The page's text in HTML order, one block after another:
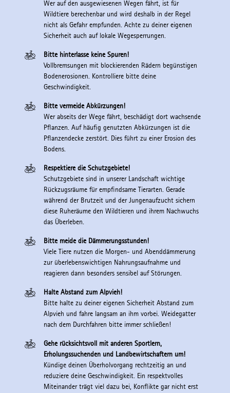
Wer auf den ausgewiesenen Wegen fährt, ist für
Wildtiere berechenbar und wird deshalb in der Regel
nicht als Gefahr empfunden. Achte zu deiner eigenen
Sicherheit auch auf lokale Wegesperrungen.
Bitte hinterlasse keine Spuren!
Vollbremsungen mit blockierenden Rädern begünstigen
Bodenerosionen. Kontrolliere bitte deine
Geschwindigkeit.
Bitte vermeide Abkürzungen!
Wer abseits der Wege fährt, beschädigt dort wachsende
Pflanzen. Auf häufig genutzten Abkürzungen ist die
Pflanzendecke zerstört. Dies führt zu einer Erosion des
Bodens.
Respektiere die Schutzgebiete!
Schutzgebiete sind in unserer Landschaft wichtige
Rückzugsräume für empfindsame Tierarten. Gerade
während der Brutzeit und der Jungenaufzucht sichern
diese Ruheräume den Wildtieren und ihrem Nachwuchs
das Überleben.
Bitte meide die Dämmerungsstunden!
Viele Tiere nutzen die Morgen- und Abenddämmerung
zur überlebenswichtigen Nahrungsaufnahme und
reagieren dann besonders sensibel auf Störungen.
Halte Abstand zum Alpvieh!
Bitte halte zu deiner eigenen Sicherheit Abstand zum
Alpvieh und fahre langsam an ihm vorbei. Weidegatter
nach dem Durchfahren bitte immer schließen!
Gehe rücksichtsvoll mit anderen Sportlern,
Erholungssuchenden und Landbewirtschaftern um!
Kündige deinen Überholvorgang rechtzeitig an und
reduziere deine Geschwindigkeit. Ein respektvolles
Miteinander trägt viel dazu bei, Konflikte gar nicht erst